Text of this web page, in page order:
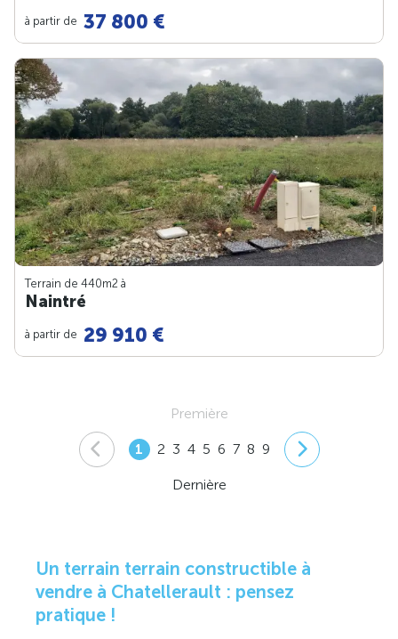
à partir de 37 800 €
Terrain de 440m2 à
Naintré
à partir de 29 910 €
Première
1 2 3 4 5 6 7 8 9
Dernière
Un terrain terrain constructible à
vendre à Chatellerault : pensez
pratique !